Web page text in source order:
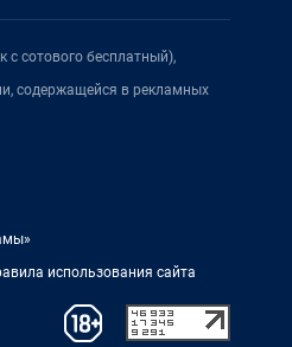
с сотового бесплатный),
содержащейся в рекламных
использования сайта